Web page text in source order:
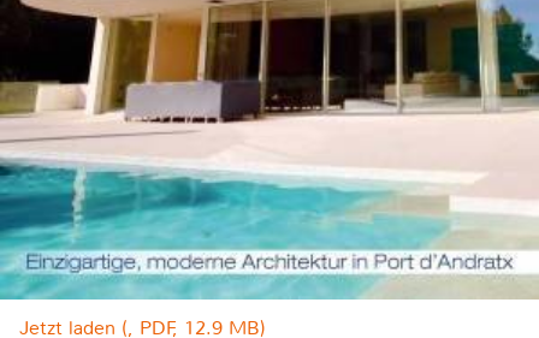
Jetzt laden (, PDF, 12.9 MB)